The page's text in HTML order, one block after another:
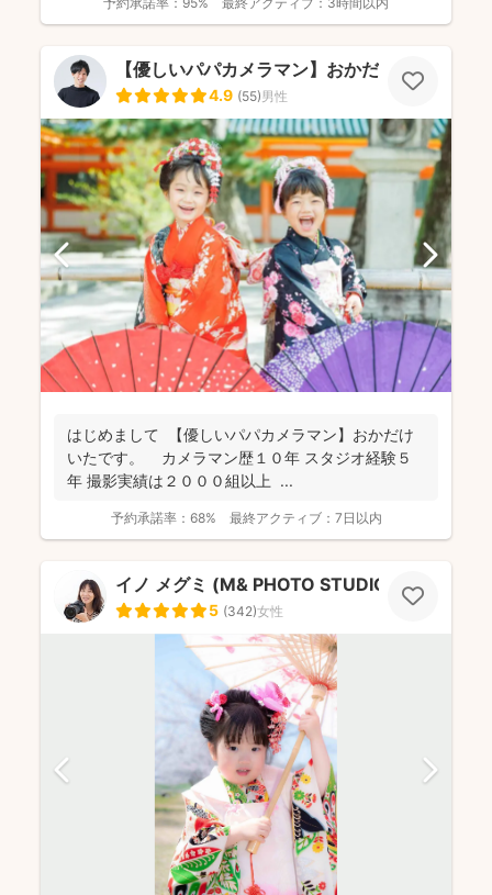
【優しいパパカメラマン】おかだ けいた
4.9 (55)男性
はじめまして 【優しいパパカメラマン】おかだけ
いたです。 カメラマン歴１０年 スタジオ経験５
年 撮影実績は２０００組以上 ...
予約承諾率： 68% 最終アクティブ： 7日以内
イノ メグミ (M& PHOTO STUDIO）
5 (342)女性